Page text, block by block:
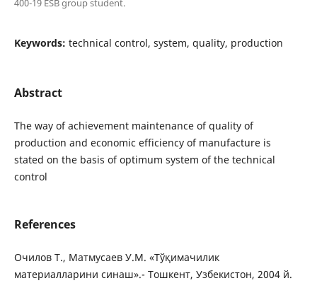
400-19 ESB group student.
Keywords: technical control, system, quality, production
Abstract
The way of achievement maintenance of quality of
production and economic efficiency of manufacture is
stated on the basis of optimum system of the technical
control
References
Очилов Т., Матмусаев У.М. «Тўқимачилик
материалларини синаш».- Тошкент, Узбекистон, 2004 й.